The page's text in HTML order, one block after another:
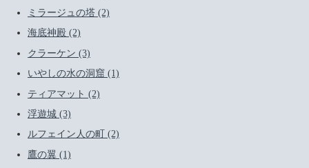
ミラージュの塔 (2)
海底神殿 (2)
クラーケン (3)
いやしの水の洞窟 (1)
ティアマット (2)
浮遊城 (3)
ルフェイン人の町 (2)
鷹の翼 (1)